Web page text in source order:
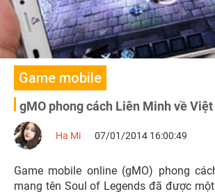
Game mobile
gMO phong cách Liên Minh về
Ha Mi 07/01/2014 16:00:49
Game mobile online (gMO) phong
mang tên Soul of Legends đã được một